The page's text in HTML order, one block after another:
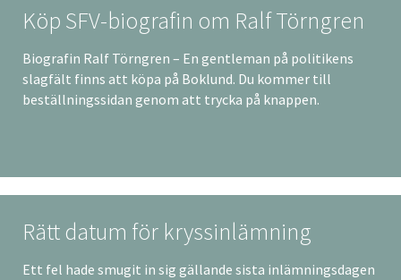
Köp SFV-biografin om Ralf Törngren
Biografin Ralf Törngren – En gentleman på politikens
slagfält finns att köpa på Boklund. Du kommer till
beställningssidan genom att trycka på knappen.
Rätt datum för kryssinlämning
Ett fel hade smugit in sig gällande sista inlämningsdagen